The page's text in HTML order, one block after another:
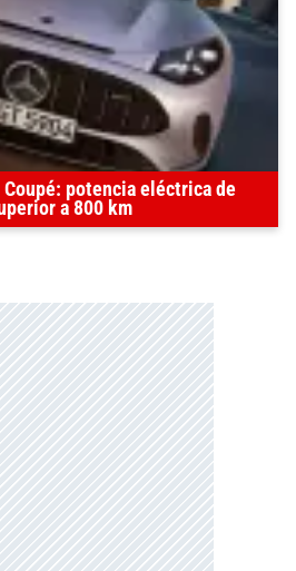
Coupé: potencia eléctrica de
a 800 km